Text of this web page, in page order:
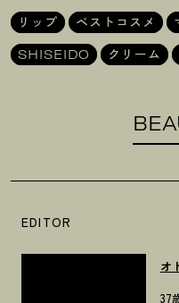
リップ ベストコスメ
SHISEIDO
クリーム
EDITOR
オ
37